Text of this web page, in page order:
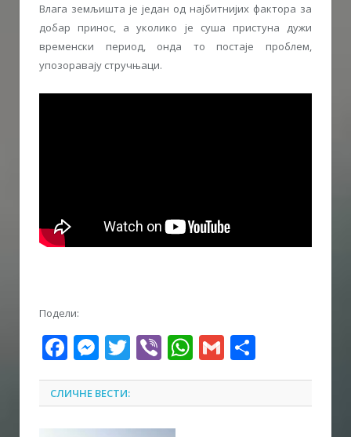
Влага земљишта је један од најбитнијих фактора за
добар принос, а уколико је суша пристуна дужи
временски период, онда то постаје проблем,
упозоравају стручњаци.
Подели:
Facebook
Messenger
Twitter
ViberWhatsApp
Gmail
СЛИЧНЕ ВЕСТИ: